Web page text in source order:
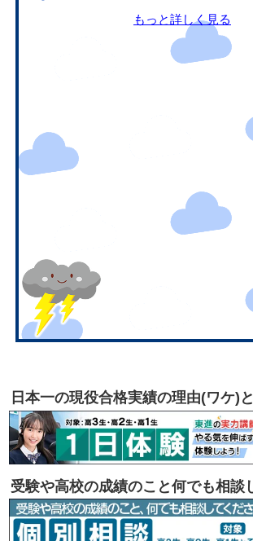
もっと詳しく見る
日本一の現役合格実績の理由(ワケ)
受験や高校の成績のこと何でも相談